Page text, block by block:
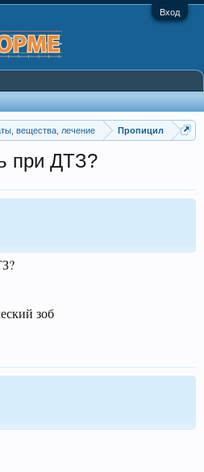
Вход
вещества, лечение Пропицил
при ДТЗ?
зоб